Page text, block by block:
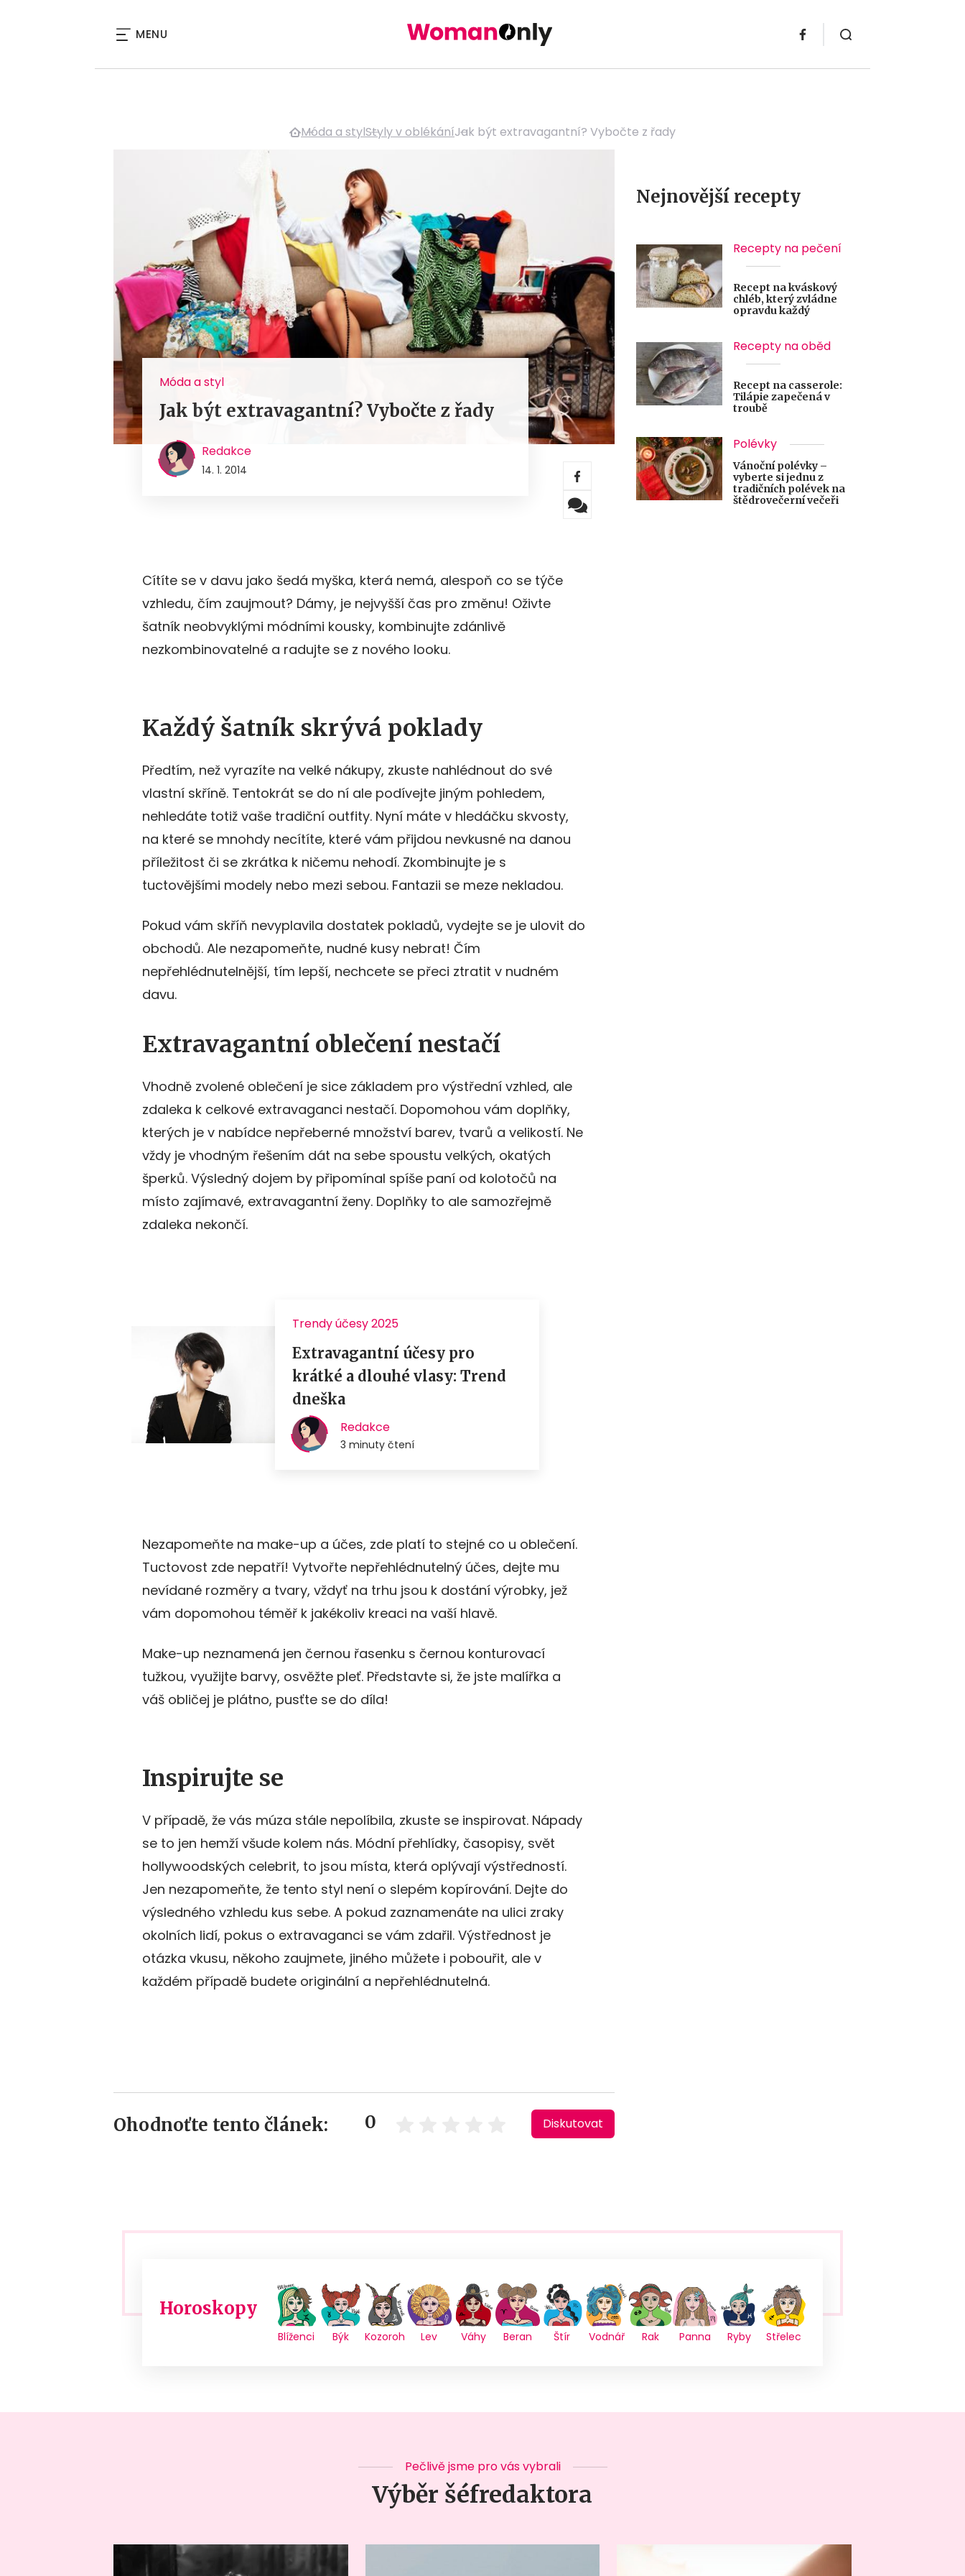
MENU
Móda a stylStyly v oblékáníJak být extravagantní? Vybočte z řady
Móda a styl
Jak být extravagantní? Vybočte z řady
Redakce
14. 1. 2014
Cítíte se v davu jako šedá myška, která nemá, alespoň co se týče
vzhledu, čím zaujmout? Dámy, je nejvyšší čas pro změnu! Oživte
šatník neobvyklými módními kousky, kombinujte zdánlivě
nezkombinovatelné a radujte se z nového looku.
Každý šatník skrývá poklady
Předtím, než vyrazíte na velké nákupy, zkuste nahlédnout do své
vlastní skříně. Tentokrát se do ní ale podívejte jiným pohledem,
nehledáte totiž vaše tradiční outfity. Nyní máte v hledáčku skvosty,
na které se mnohdy necítíte, které vám přijdou nevkusné na danou
příležitost či se zkrátka k ničemu nehodí. Zkombinujte je s
tuctovějšími modely nebo mezi sebou. Fantazii se meze nekladou.
Pokud vám skříň nevyplavila dostatek pokladů, vydejte se je ulovit do
obchodů. Ale nezapomeňte, nudné kusy nebrat! Čím
nepřehlédnutelnější, tím lepší, nechcete se přeci ztratit v nudném
davu.
Extravagantní oblečení nestačí
Vhodně zvolené oblečení je sice základem pro výstřední vzhled, ale
zdaleka k celkové extravaganci nestačí. Dopomohou vám doplňky,
kterých je v nabídce nepřeberné množství barev, tvarů a velikostí. Ne
vždy je vhodným řešením dát na sebe spoustu velkých, okatých
šperků. Výsledný dojem by připomínal spíše paní od kolotočů na
místo zajímavé, extravagantní ženy. Doplňky to ale samozřejmě
zdaleka nekončí.
Nezapomeňte na make-up a účes, zde platí to stejné co u oblečení.
Tuctovost zde nepatří! Vytvořte nepřehlédnutelný účes, dejte mu
nevídané rozměry a tvary, vždyť na trhu jsou k dostání výrobky, jež
vám dopomohou téměř k jakékoliv kreaci na vaší hlavě.
Make-up neznamená jen černou řasenku s černou konturovací
tužkou, využijte barvy, osvěžte pleť. Představte si, že jste malířka a
váš obličej je plátno, pusťte se do díla!
Inspirujte se
V případě, že vás múza stále nepolíbila, zkuste se inspirovat. Nápady
se to jen hemží všude kolem nás. Módní přehlídky, časopisy, svět
hollywoodských celebrit, to jsou místa, která oplývají výstředností.
Jen nezapomeňte, že tento styl není o slepém kopírování. Dejte do
výsledného vzhledu kus sebe. A pokud zaznamenáte na ulici zraky
okolních lidí, pokus o extravaganci se vám zdařil. Výstřednost je
otázka vkusu, někoho zaujmete, jiného můžete i pobouřit, ale v
každém případě budete originální a nepřehlédnutelná.
Ohodnoťte tento článek: 0 Diskutovat
Nejnovější recepty
Recepty na pečení
Recept na kváskový
chléb, který zvládne
opravdu každý
Recepty na oběd
Recept na casserole:
Tilápie zapečená v
troubě
Polévky
Vánoční polévky –
vyberte si jednu z
tradičních polévek na
štědrovečerní večeři
Horoskopy
Blíženci Býk Kozoroh Lev Váhy Beran Štír Vodnář Rak Panna Ryby Střelec
Pečlivě jsme pro vás vybrali
Výběr šéfredaktora